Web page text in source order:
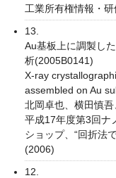
工業所有権情報・
13.
Au基板上に調製し
析(2005B0141)
X-ray
assembled on Au
北岡卓也、横田慎吾
平成17年度第3回ナ
ショップ、“回折法
(2006)
12.